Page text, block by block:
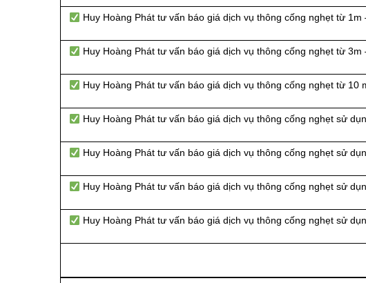
Huy Hoàng Phát tư vấn báo giá dịch vụ thông cống nghẹt từ 1m
Huy Hoàng Phát tư vấn báo giá dịch vụ thông cống nghẹt từ 3m
Huy Hoàng Phát tư vấn báo giá dịch vụ thông cống nghẹt từ 10
Huy Hoàng Phát tư vấn báo giá dịch vụ thông cống nghẹt sử
Huy Hoàng Phát tư vấn báo giá dịch vụ thông cống nghẹt sử
Huy Hoàng Phát tư vấn báo giá dịch vụ thông cống nghẹt sử
Huy Hoàng Phát tư vấn báo giá dịch vụ thông cống nghẹt sử